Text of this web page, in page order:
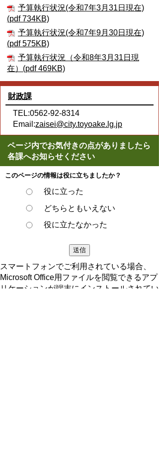
予算執行状況(令和7年3月31日現在)
(pdf 734KB)
予算執行状況(令和7年9月30日現在)
(pdf 575KB)
予算執行状況（令和8年3月31日現
在）(pdf 469KB)
財政課
TEL:0562-92-8314
Email:zaisei@city.toyoake.lg.jp
ページ内でお気付きの点がありましたら
各課へお知らせください
このページの情報は役に立ちましたか？
役に立った
どちらともいえない
役に立たなかった
スマートフォンでご利用されている場合、
Microsoft Office用ファイルを閲覧できるアプ
リケーションが端末にインストールされてい